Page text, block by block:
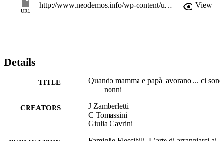
URL
http://www.neodemos.info/wp-content/uploads/2015/05/Arte_Arrangiarsi-1.pdf View
Details
TITLE
Quando mamma e papà lavorano ... ci
nonni
CREATORS
J Zamberletti
C Tomassini
Giulia Cavrini